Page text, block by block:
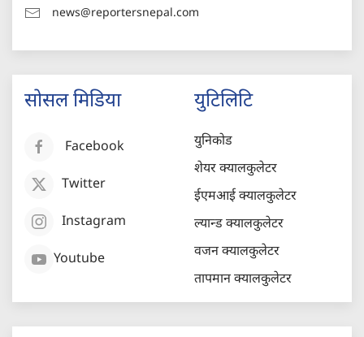
news@reportersnepal.com
सोसल मिडिया
Facebook
Twitter
Instagram
Youtube
युटिलिटि
युनिकोड
शेयर क्यालकुलेटर
ईएमआई क्यालकुलेटर
ल्यान्ड क्यालकुलेटर
वजन क्यालकुलेटर
तापमान क्यालकुलेटर